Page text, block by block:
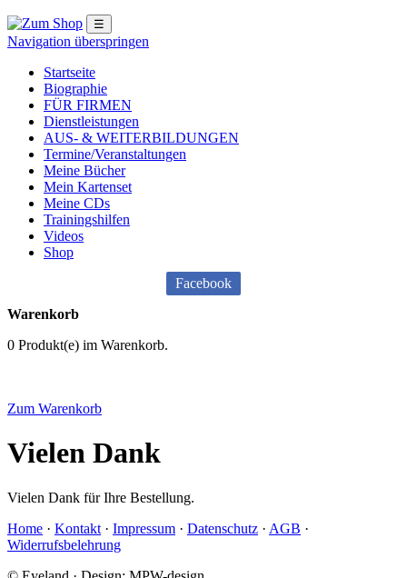
☰
Navigation überspringen
Startseite
Biographie
FÜR FIRMEN
Dienstleistungen
AUS- & WEITERBILDUNGEN
Termine/Veranstaltungen
Meine Bücher
Mein Kartenset
Meine CDs
Trainingshilfen
Videos
Shop
Facebook
Warenkorb
0 Produkt(e) im Warenkorb.
Zum Warenkorb
Vielen Dank
Vielen Dank für Ihre Bestellung.
Home · Kontakt · Impressum · Datenschutz · AGB ·
Widerrufsbelehrung